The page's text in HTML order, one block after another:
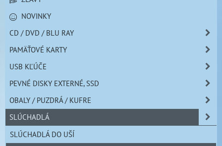
NOVINKY
CD / DVD / BLU RAY
PAMÄŤOVÉ KARTY
USB KĽÚČE
PEVNÉ DISKY EXTERNÉ, SSD
OBALY / PUZDRÁ / KUFRE
SLÚCHADLÁ
SLÚCHADLÁ DO UŠÍ